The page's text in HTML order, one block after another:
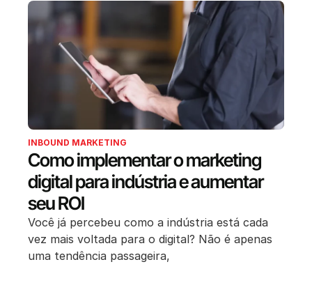
INBOUND MARKETING
Como implementar o marketing
digital para indústria e aumentar
seu ROI
Você já percebeu como a indústria está cada
vez mais voltada para o digital? Não é apenas
uma tendência passageira,